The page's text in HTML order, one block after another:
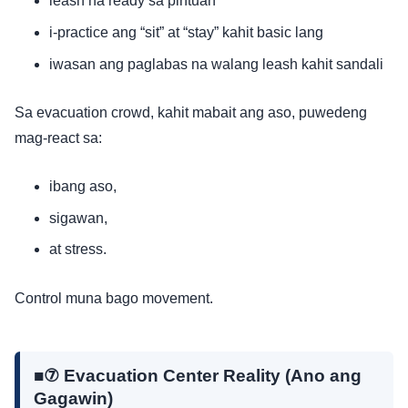
i-practice ang “sit” at “stay” kahit basic lang
iwasan ang paglabas na walang leash kahit sandali
Sa evacuation crowd, kahit mabait ang aso, puwedeng
mag-react sa:
ibang aso,
sigawan,
at stress.
Control muna bago movement.
■⑦ Evacuation Center Reality (Ano ang
Gagawin)